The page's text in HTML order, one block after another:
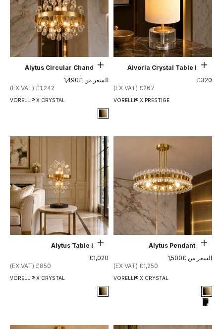
إضافة إلى السلة
VORELLI® X PRESTIGE
Alvoria Crystal Table Lamp
السعر بعد الخصم
£320
£267 (EX VAT)
حدِّد الخيارات
VORELLI® X CRYSTAL
Alytus Circular Chandelier
السعر بعد الخصم
السعر من £1,490
£1,242 (EX VAT)
Signature Finish
8-brushed-brass
حدِّد الخيارات
VORELLI® X CRYSTAL
Alytus Pendant Light
السعر بعد الخصم
السعر من £1,500
£1,250 (EX VAT)
Signature Finish
8-brushed-brass
12-chrome
حدِّد الخيارات
VORELLI® X CRYSTAL
Alytus Table Lamp
السعر بعد الخصم
£1,020
£850 (EX VAT)
Signature Finish
8-brushed-brass